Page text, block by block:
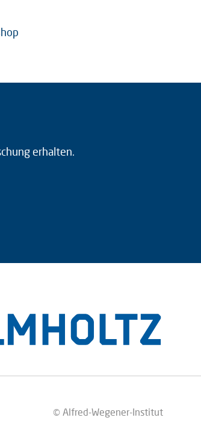
erhalten.
© Alfred-Wegener-Institut